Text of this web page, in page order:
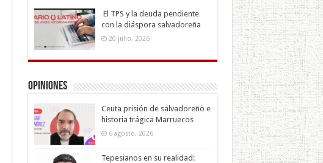
El TPS y la deuda pendiente
con la diáspora salvadoreña
20 julio, 2026
Opiniones
Ceuta prisión de salvadoreño e
historia trágica Marruecos
6 agosto, 2026
Tepesianos en su realidad: